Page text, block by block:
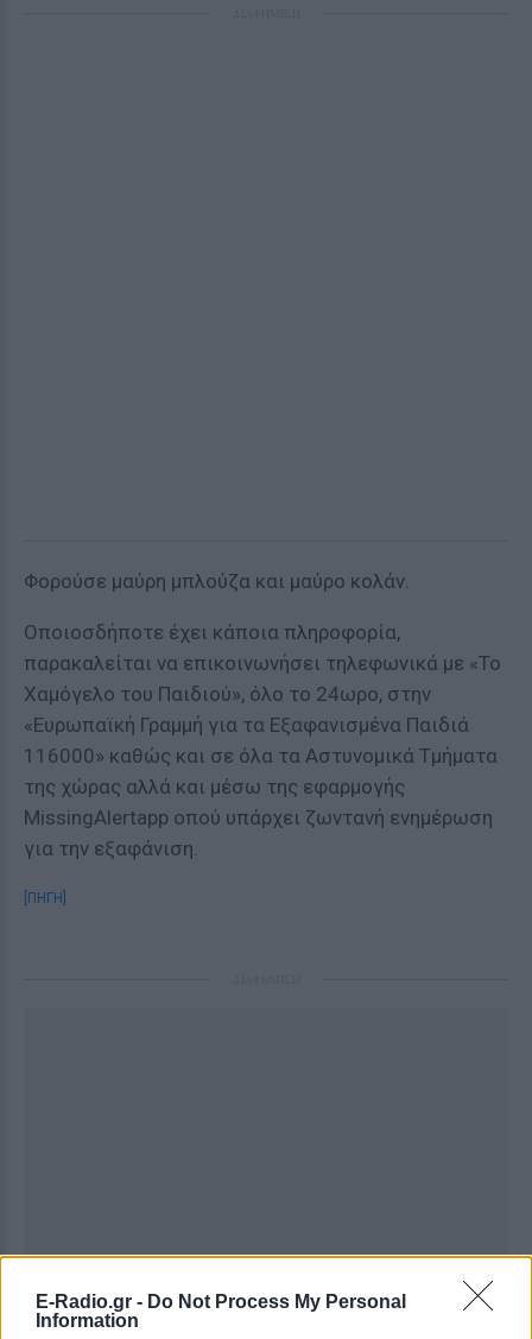
E-Radio.gr - Do Not Process My Personal
Information
Φορούσε μαύρη μπλούζα και μαύρο κολάν.
Οποιοσδήποτε έχει κάποια πληροφορία,
παρακαλείται να επικοινωνήσει τηλεφωνικά με «Το
Χαμόγελο του Παιδιού», όλο το 24ωρο, στην
«Ευρωπαϊκή Γραμμή για τα Εξαφανισμένα Παιδιά
116000» καθώς και σε όλα τα Αστυνομικά Τμήματα
της χώρας αλλά και μέσω της εφαρμογής
MissingAlertapp οπού υπάρχει ζωντανή ενημέρωση
για την εξαφάνιση.
[ΠΗΓΗ]